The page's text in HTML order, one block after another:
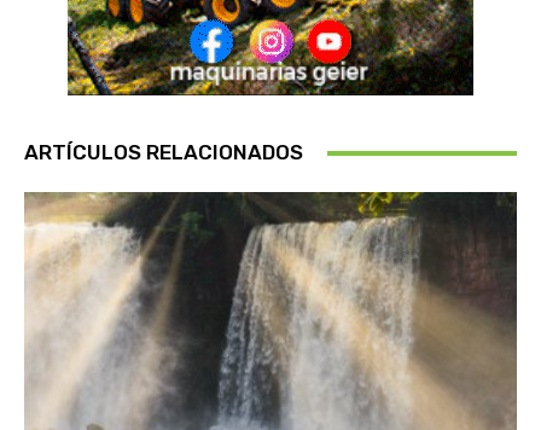
ARTÍCULOS RELACIONADOS